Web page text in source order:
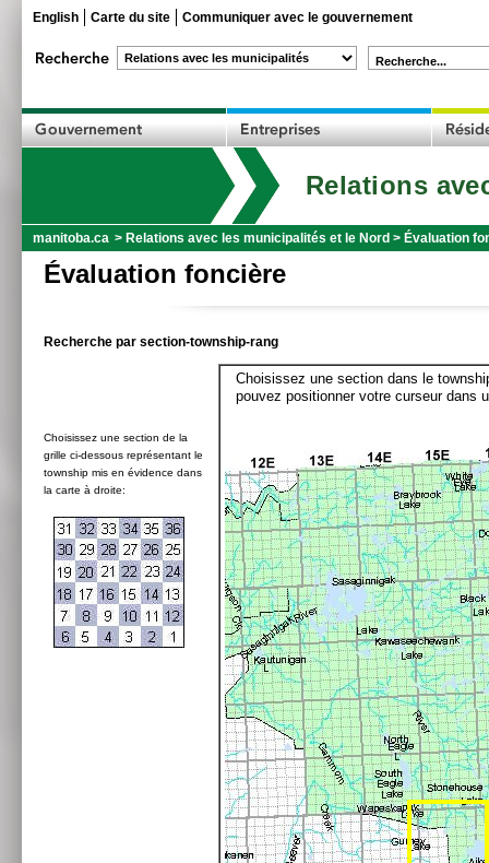
English Carte du site Communiquer avec le gouvernement
Recherche...
Relations
manitoba.ca > Relations avec les municipalités et le Nord > Évaluation
Évaluation foncière
Recherche par section-township-rang
Choisissez une section de la
grille ci-dessous représentant le
township mis en évidence dans
la carte à droite:
Choisissez une section dans le
pouvez positionner votre curseur dans